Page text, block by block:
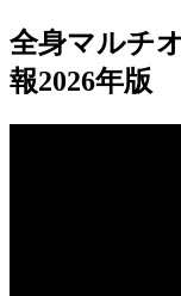
全身マルチ
報2026年版